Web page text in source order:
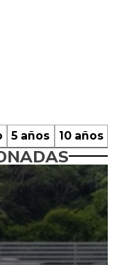
5 años 10 años